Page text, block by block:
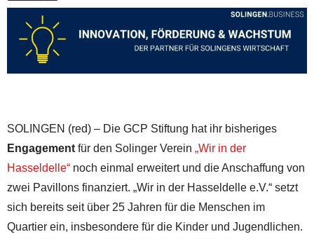
SOLINGEN (red) – Die GCP Stiftung hat ihr bisheriges
Engagement für den Solinger Verein „Wir in der
Hasseldelle“ noch einmal erweitert und die Anschaffung von
zwei Pavillons finanziert. „Wir in der Hasseldelle e.V.“ setzt
sich bereits seit über 25 Jahren für die Menschen im
Quartier ein, insbesondere für die Kinder und Jugendlichen.